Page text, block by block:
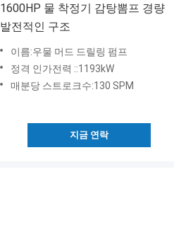
1600HP 물 착정기 감탕뽐프 경량
발전적인 구조
이름:우물 머드 드릴링 펌프
정격 인가전력 ::1193kW
매분당 스트로크수:130 SPM
지금 연락